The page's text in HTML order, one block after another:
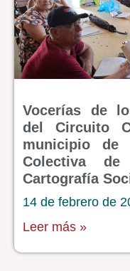
Vocerías de
del Circuito
municipio de
Colectiva
Cartografía
14 de febrero de
Leer más »